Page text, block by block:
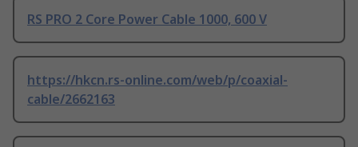
RS PRO 2 Core Power Cable 1000, 600 V
https://hkcn.rs-online.com/web/p/coaxial-
cable/2662163